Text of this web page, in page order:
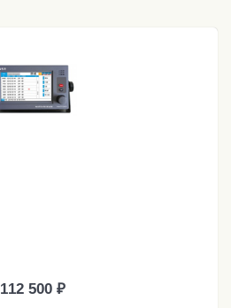
112 500 ₽